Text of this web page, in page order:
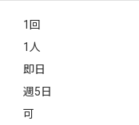
1回
1人
即日
週5日
可